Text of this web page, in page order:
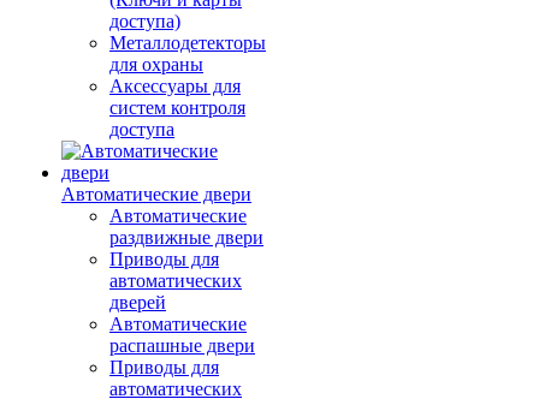
доступа)
Металлодетекторы
для охраны
Аксессуары для
систем контроля
доступа
Автоматические двери
Автоматические
раздвижные двери
Приводы для
автоматических
дверей
Автоматические
распашные двери
Приводы для
автоматических